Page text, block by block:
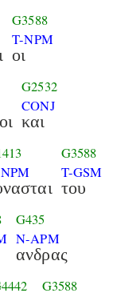
G3588
T-NPM
οι
G2532
CONJ
και
G3588
T-GSM
του
G435
N-APM
ανδρας
G3588